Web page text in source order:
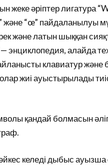
жеке әріптер лигатура
және “œ” пайдаланылуы
және латын шыққан
энциклопедия, алайда
клавиатур және
жиі ауыстырылады
қандай болмасын
келеді дыбыс